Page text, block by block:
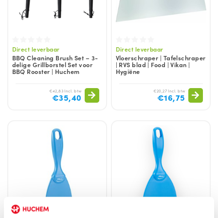
Direct leverbaar
BBQ Cleaning Brush Set – 3-
delige Grillborstel Set voor
BBQ Rooster | Huchem
€42,83 Incl. btw
€35,40
Direct leverbaar
Vloerschraper | Tafelschraper
| RVS blad | Food | Vikan |
Hygiëne
€20,27 Incl. btw
€16,75